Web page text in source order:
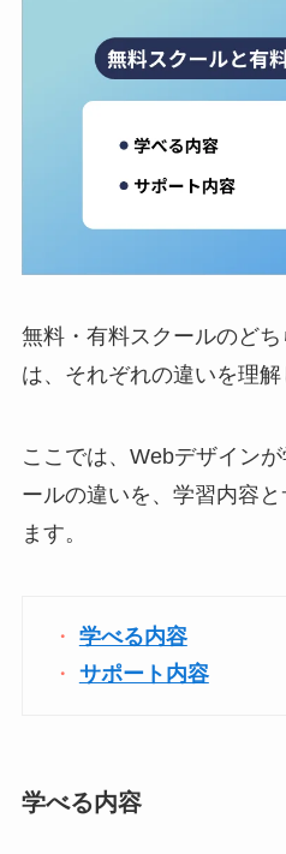
無料・有料スクールのど
は、それぞれの違いを理解
ここでは、Webデザイン
ールの違いを、学習内容
ます。
学べる内容
サポート内容
学べる内容